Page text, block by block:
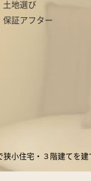
土地選び
保証アフター
小住宅・３階建てを建